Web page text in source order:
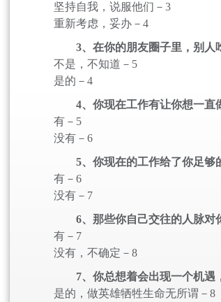
坚持自我，说服他们－3
重新考虑，妥办－4
3、在你的朋友圈子里，别人
不是，不知道－5
是的－4
4、你现在工作有让你想一直
有－5
没有－6
5、你现在的工作给了你足够
有－6
没有－7
6、那些你自己交往的人脉对
有－7
没有，不确定－8
7、你总想着会出现一个机
是的，做英雄牺牲生命无所谓－8